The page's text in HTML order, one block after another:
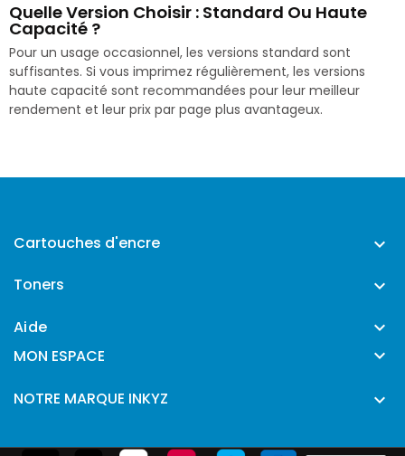
Quelle Version Choisir : Standard Ou Haute
Capacité ?
Pour un usage occasionnel, les versions standard sont
suffisantes. Si vous imprimez régulièrement, les versions
haute capacité sont recommandées pour leur meilleur
rendement et leur prix par page plus avantageux.
Cartouches d'encre 
Toners 
Aide 
MON ESPACE 
NOTRE MARQUE INKYZ 